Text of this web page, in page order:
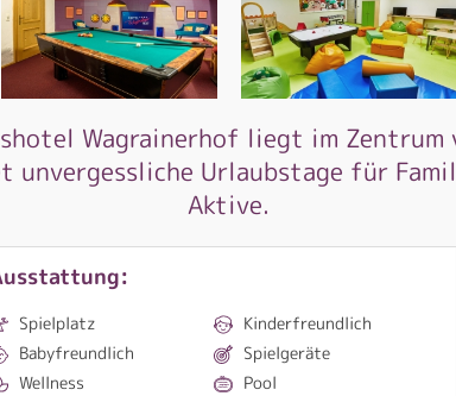
Wagrainerhof liegt im Zentrum
unvergessliche Urlaubstage für
Aktive.
Spielplatz
Kinderfreundlich
Babyfreundlich
Spielgeräte
Wellness
Pool